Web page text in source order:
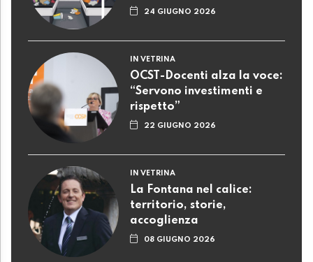
24 GIUGNO 2026
IN VETRINA
OCST-Docenti alza la voce:
“Servono investimenti e
rispetto”
22 GIUGNO 2026
IN VETRINA
La Fontana nel calice:
territorio, storie,
accoglienza
08 GIUGNO 2026